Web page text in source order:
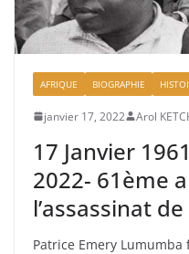
AFRIQUE BIOGRAPHIE
janvier 17, 2022 Arol
17 Janvier
2022- 61ème
l’assassinat
Patrice Emery